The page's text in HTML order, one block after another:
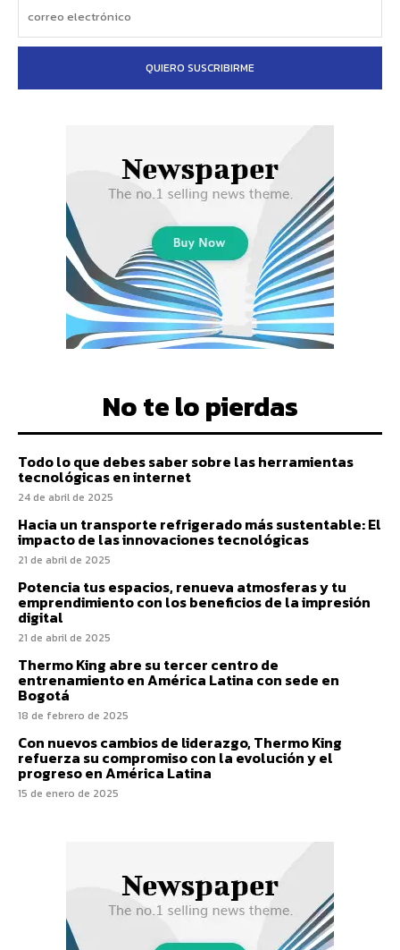
QUIERO SUSCRIBIRME
No te lo pierdas
Todo lo que debes saber sobre las herramientas
tecnológicas en internet
24 de abril de 2025
Hacia un transporte refrigerado más sustentable: El
impacto de las innovaciones tecnológicas
21 de abril de 2025
Potencia tus espacios, renueva atmosferas y tu
emprendimiento con los beneficios de la impresión
digital
21 de abril de 2025
Thermo King abre su tercer centro de
entrenamiento en América Latina con sede en
Bogotá
18 de febrero de 2025
Con nuevos cambios de liderazgo, Thermo King
refuerza su compromiso con la evolución y el
progreso en América Latina
15 de enero de 2025